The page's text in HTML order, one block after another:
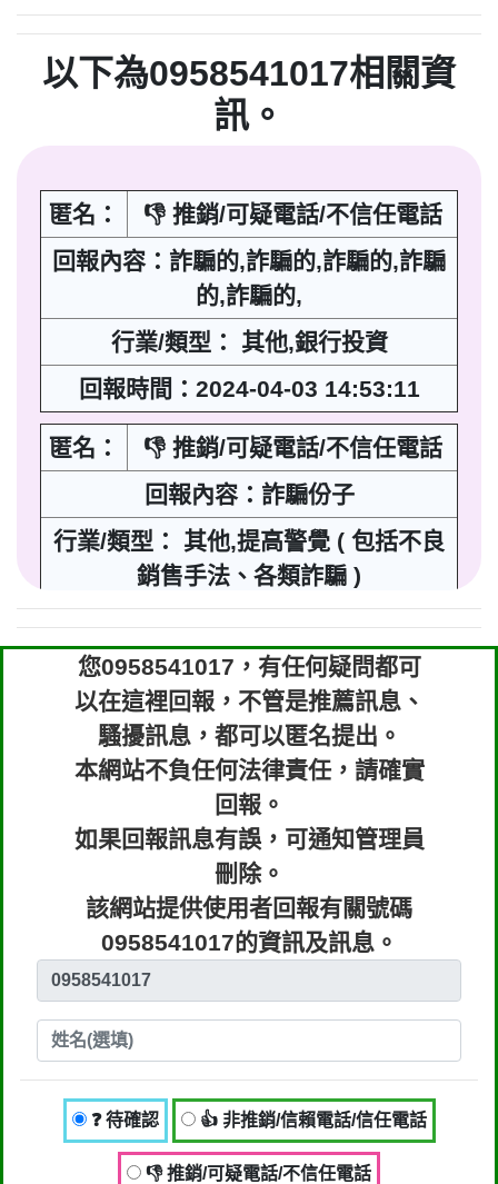
以下為0958541017相關資
訊。
匿名：
👎 推銷/可疑電話/不信任電話
回報內容：詐騙的,詐騙的,詐騙的,詐騙
的,詐騙的,
行業/類型： 其他,銀行投資
回報時間：2024-04-03 14:53:11
匿名：
👎 推銷/可疑電話/不信任電話
回報內容：詐騙份子
行業/類型： 其他,提高警覺 ( 包括不良
銷售手法、各類詐騙 )
回報時間：2023-07-05 08:32:08
匿名：
👎 推銷/可疑電話/不信任電話
回報內容：網上購物不取件者 網購黑名
單
行業/類型： 其他,提高警覺 ( 包括不良
銷售手法、各類詐騙 )
回報時間：2023-07-04 09:27:19
匿名：
👎 推銷/可疑電話/不信任電話
回報內容：網上購物不取件者 網購黑名
單 零九五八 五四一 零一七 李東澔
行業/類型： 其他,提高警覺 ( 包括不良
銷售手法、各類詐騙 )
回報時間：2023-07-04 09:26:09
您0958541017，有任何疑問都可
以在這裡回報，不管是推薦訊息、
騷擾訊息，都可以匿名提出。
本網站不負任何法律責任，請確實
回報。
如果回報訊息有誤，可通知管理員
刪除。
該網站提供使用者回報有關號碼
0958541017的資訊及訊息。
❓ 待確認 👍 非推銷/信賴電話/信任電話
👎 推銷/可疑電話/不信任電話